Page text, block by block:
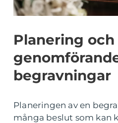
Planering och
begravningar
Planeringen av en
många beslut som kan